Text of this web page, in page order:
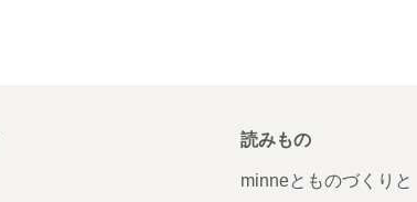
読みもの
minneとものづくりと